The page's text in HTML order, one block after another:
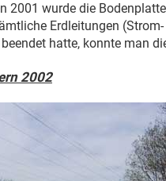
2001 wurde die
Erdleitungen
hatte, konnte man
2002